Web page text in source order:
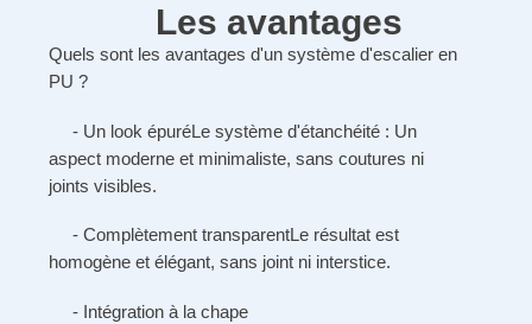
Les avantages
Quels sont les avantages d'un système d'escalier en
PU ?
- Un look épuréLe système d'étanchéité : Un
aspect moderne et minimaliste, sans coutures ni
joints visibles.
- Complètement transparentLe résultat est
homogène et élégant, sans joint ni interstice.
- Intégration à la chape